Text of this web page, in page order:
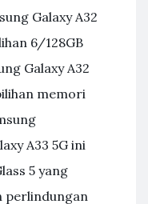
Galaxy A32
6/128GB
Galaxy A32
memori
A33 5G ini
5 yang
perlindungan